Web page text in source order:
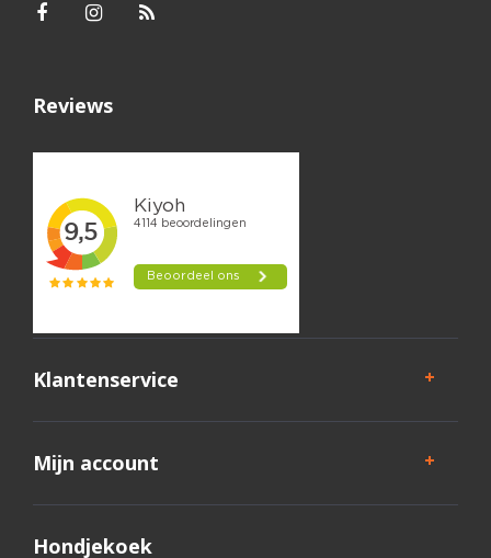
Reviews
Klantenservice
Mijn account
Hondjekoek